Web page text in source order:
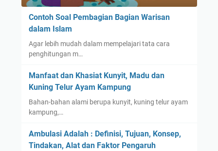
Contoh Soal Pembagian Bagian Warisan
dalam Islam
Agar lebih mudah dalam mempelajari tata cara
penghitungan m…
Manfaat dan Khasiat Kunyit, Madu dan
Kuning Telur Ayam Kampung
Bahan-bahan alami berupa kunyit, kuning telur ayam
kampung,…
Ambulasi Adalah : Definisi, Tujuan, Konsep,
Tindakan, Alat dan Faktor Pengaruh